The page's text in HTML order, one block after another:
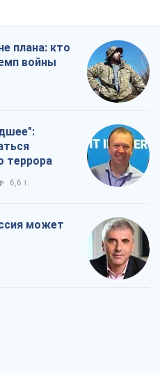
плана: кто
войны
террора
6,6 т.
может